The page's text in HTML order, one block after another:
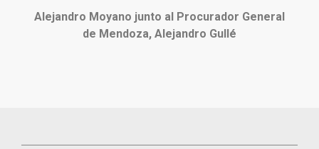
Alejandro Moyano junto al Procurador General
de Mendoza, Alejandro Gullé